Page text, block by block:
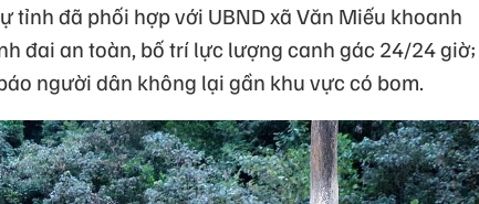
tỉnh đã phối hợp với UBND xã Văn Miếu khoanh
đai an toàn, bố trí lực lượng canh gác 24/24 giờ;
người dân không lại gần khu vực có bom.